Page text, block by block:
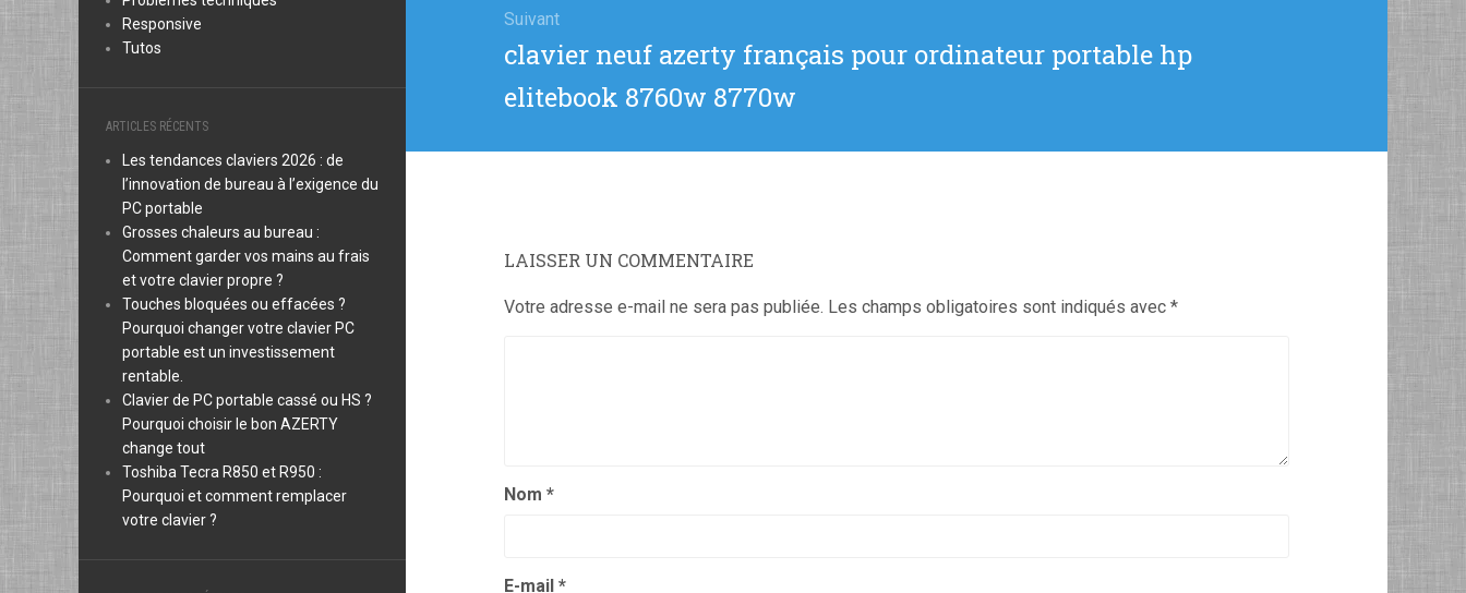
Responsive
Tutos
ARTICLES RÉCENTS
Les tendances claviers 2026 : de
l’innovation de bureau à l’exigence du
PC portable
Grosses chaleurs au bureau :
Comment garder vos mains au frais
et votre clavier propre ?
Touches bloquées ou effacées ?
Pourquoi changer votre clavier PC
portable est un investissement
rentable.
Clavier de PC portable cassé ou HS ?
Pourquoi choisir le bon AZERTY
change tout
Toshiba Tecra R850 et R950 :
Pourquoi et comment remplacer
votre clavier ?
Suivant
Article
:
clavier neuf azerty français pour ordinateur portable hp
elitebook 8760w 8770w
LAISSER UN COMMENTAIRE
Votre adresse e-mail ne sera pas publiée. Les champs obligatoires sont indiqués avec *
Nom *
E-mail *